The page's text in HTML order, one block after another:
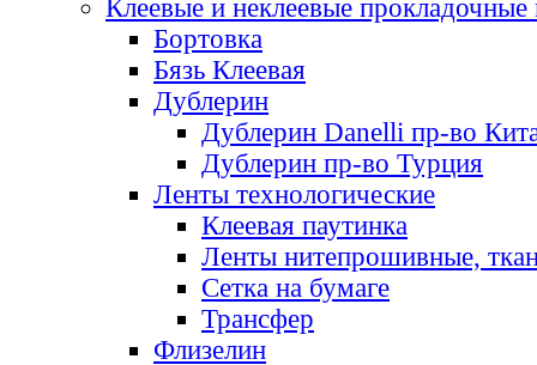
Клеевые и неклеевые прокладочные
Бортовка
Бязь Клеевая
Дублерин
Дублерин Danelli пр-во
Дублерин пр-во Турция
Ленты технологические
Клеевая паутинка
Ленты нитепрошивные,
Сетка на бумаге
Трансфер
Флизелин